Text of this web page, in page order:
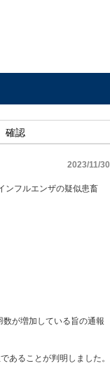
確認
2023/11/30
ンフルエンザの疑似患畜
数が増加している旨の通報
あることが判明しました。